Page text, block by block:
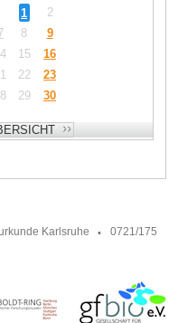
1
2
8
9
15
16
22
23
29
30
Karlsruhe
0721/175